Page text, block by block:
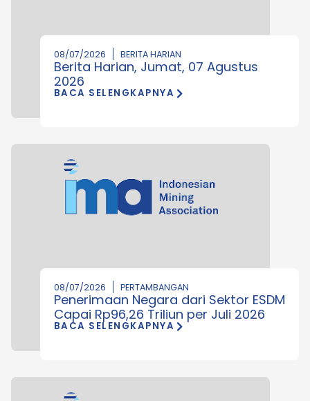
08/07/2026 BERITA HARIAN
Berita Harian, Jumat, 07 Agustus
2026
BACA SELENGKAPNYA
08/07/2026 PERTAMBANGAN
Penerimaan Negara dari Sektor ESDM
Capai Rp96,26 Triliun per Juli 2026
BACA SELENGKAPNYA